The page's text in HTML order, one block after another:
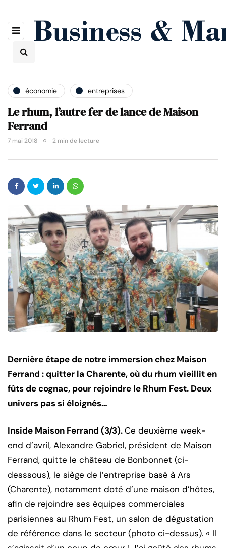
économie entreprises
Le rhum, l’autre fer de lance de Maison
Ferrand
7 mai 2018 2 min de lecture
Dernière étape de notre immersion chez Maison
Ferrand : quitter la Charente, où du rhum vieillit en
fûts de cognac, pour rejoindre le Rhum Fest. Deux
univers pas si éloignés…
Inside Maison Ferrand (3/3).Ce deuxième week-
end d’avril, Alexandre Gabriel, président de Maison
Ferrand, quitte le château de Bonbonnet (ci-
desssous), le siège de l’entreprise basé à Ars
(Charente), notamment doté d’une maison d’hôtes,
afin de rejoindre ses équipes commerciales
parisiennes au Rhum Fest, un salon de dégustation
de référence dans le secteur (photo ci-dessus). « Il